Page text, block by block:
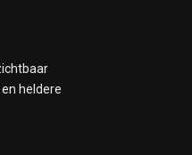
heldere